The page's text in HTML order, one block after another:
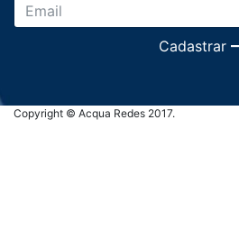
Cadastrar
Copyright © Acqua Redes 2017.